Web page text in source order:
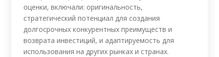
оценки, включали: оригинальность,
стратегический потенциал для создания
долгосрочных конкурентных преимуществ и
возврата инвестиций, и адаптируемость для
использования на других рынках и странах.